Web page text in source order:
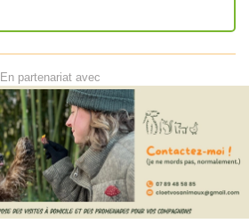
En partenariat avec